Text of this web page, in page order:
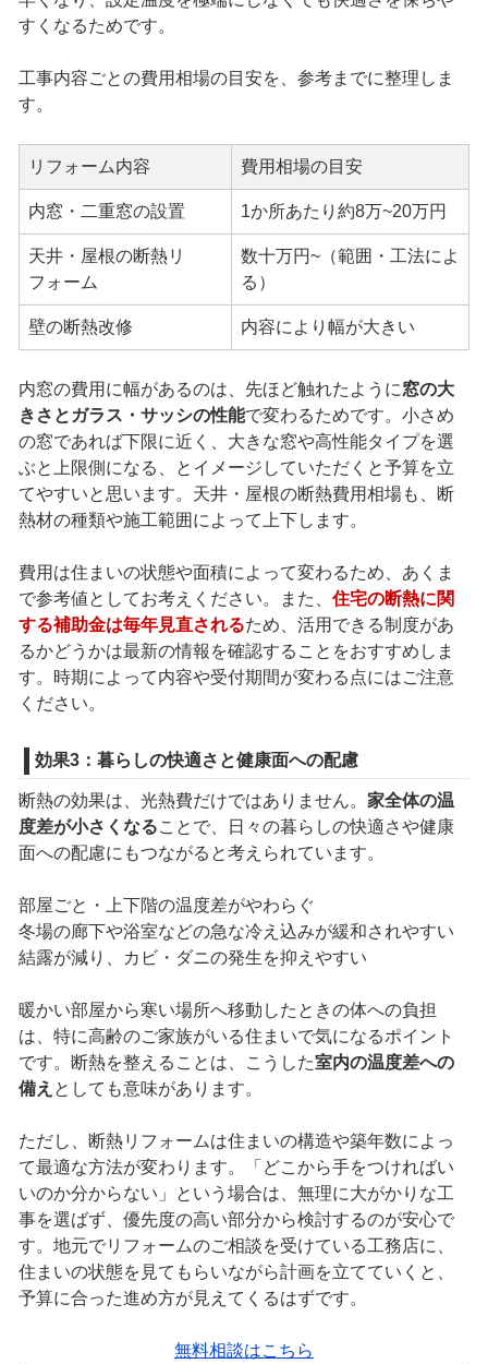
すくなるためです。
工事内容ごとの費用相場の目安を、参考までに整理しま
す。
リフォーム内容 費用相場の目安
内窓・二重窓の設置 1か所あたり約8万~20万円
天井・屋根の断熱リ
フォーム
数十万円~（範囲・工法によ
る）
壁の断熱改修 内容により幅が大きい
内窓の費用に幅があるのは、先ほど触れたように窓の大
きさとガラス・サッシの性能で変わるためです。小さめ
の窓であれば下限に近く、大きな窓や高性能タイプを選
ぶと上限側になる、とイメージしていただくと予算を立
てやすいと思います。天井・屋根の断熱費用相場も、断
熱材の種類や施工範囲によって上下します。
費用は住まいの状態や面積によって変わるため、あくま
で参考値としてお考えください。また、 住宅の断熱に関
する補助金は毎年見直されるため、活用できる制度があ
るかどうかは最新の情報を確認することをおすすめしま
す。時期によって内容や受付期間が変わる点にはご注意
ください。
効果3：暮らしの快適さと健康面への配慮
断熱の効果は、光熱費だけではありません。 家全体の温
度差が小さくなることで、日々の暮らしの快適さや健康
面への配慮にもつながると考えられています。
部屋ごと・上下階の温度差がやわらぐ
冬場の廊下や浴室などの急な冷え込みが緩和されやすい
結露が減り、カビ・ダニの発生を抑えやすい
暖かい部屋から寒い場所へ移動したときの体への負担
は、特に高齢のご家族がいる住まいで気になるポイント
です。断熱を整えることは、こうした室内の温度差への
備え としても意味があります。
ただし、断熱リフォームは住まいの構造や築年数によっ
て最適な方法が変わります。「どこから手をつければい
いのか分からない」という場合は、無理に大がかりな工
事を選ばず、優先度の高い部分から検討するのが安心で
す。地元でリフォームのご相談を受けている工務店に、
住まいの状態を見てもらいながら計画を立てていくと、
予算に合った進め方が見えてくるはずです。
無料相談はこちら